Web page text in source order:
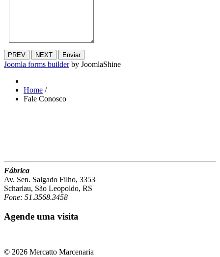
PREV NEXT Enviar
Joomla forms builderby JoomlaShine
Home /
Fale Conosco
Fábrica
Av. Sen. Salgado Filho, 3353
Scharlau, São Leopoldo, RS
Fone: 51.3568.3458
Agende uma visita
© 2026 Mercatto Marcenaria